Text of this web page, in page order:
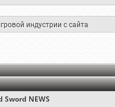
индустрии с сайта
Sword NEWS